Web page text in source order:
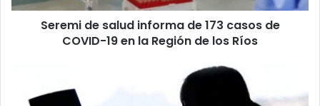
COVID-
Seremi de salud informa de 173 casos de
COVID-19 en la Región de los Ríos
será